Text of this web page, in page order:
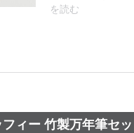
ィー 竹製万年筆セ